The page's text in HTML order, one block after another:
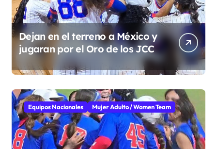
Dejan en el terreno a México y
jugaran por el Oro de los JCC
Equipos Nacionales Mujer Adulto / Women Team